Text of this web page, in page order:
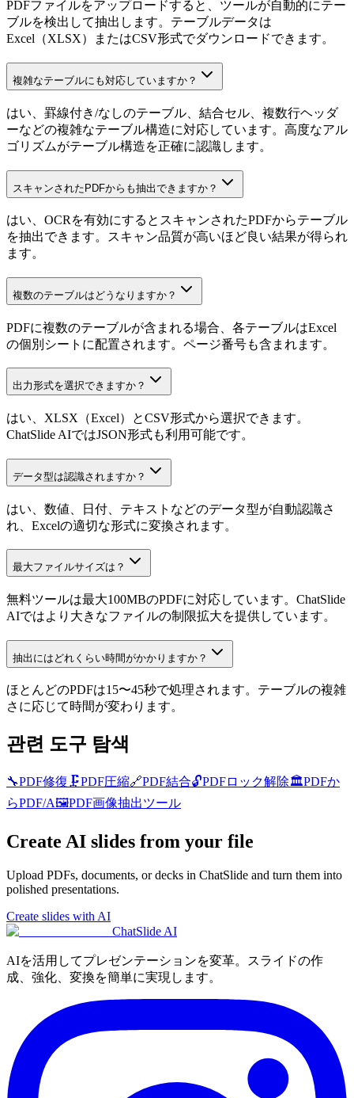
PDFファイルをアップロードすると、ツールが自動的にテー
ブルを検出して抽出します。テーブルデータは
Excel（XLSX）またはCSV形式でダウンロードできます。
複雑なテーブルにも対応していますか？
はい、罫線付き/なしのテーブル、結合セル、複数行ヘッダ
ーなどの複雑なテーブル構造に対応しています。高度なアル
ゴリズムがテーブル構造を正確に認識します。
スキャンされたPDFからも抽出できますか？
はい、OCRを有効にするとスキャンされたPDFからテーブル
を抽出できます。スキャン品質が高いほど良い結果が得られ
ます。
複数のテーブルはどうなりますか？
PDFに複数のテーブルが含まれる場合、各テーブルはExcel
の個別シートに配置されます。ページ番号も含まれます。
出力形式を選択できますか？
はい、XLSX（Excel）とCSV形式から選択できます。
ChatSlide AIではJSON形式も利用可能です。
データ型は認識されますか？
はい、数値、日付、テキストなどのデータ型が自動認識さ
れ、Excelの適切な形式に変換されます。
最大ファイルサイズは？
無料ツールは最大100MBのPDFに対応しています。ChatSlide
AIではより大きなファイルの制限拡大を提供しています。
抽出にはどれくらい時間がかかりますか？
ほとんどのPDFは15〜45秒で処理されます。テーブルの複雑
さに応じて時間が変わります。
관련 도구 탐색
🔧PDF修復 🗜️PDF圧縮🔗PDF結合🔓PDFロック解除🏛️PDFか
らPDF/A🖼️PDF画像抽出ツール
Create AI slides from your file
Upload PDFs, documents, or decks in ChatSlide and turn them into
polished presentations.
Create slides with AI
ChatSlide AI
AIを活用してプレゼンテーションを変革。スライドの作
成、強化、変換を簡単に実現します。